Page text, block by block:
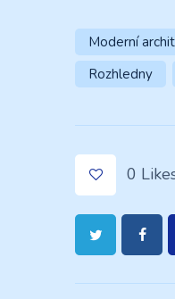
Moderní
Rozhledny
0